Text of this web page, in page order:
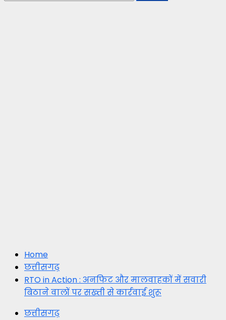
Home
छत्तीसगढ़
RTO in Action : अनफिट और मालवाहकों में सवारी
बिठाने वालों पर सख्ती से कार्रवाई शुरू
छत्तीसगढ़